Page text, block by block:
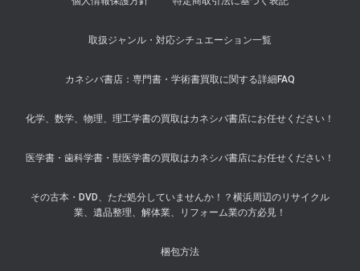
取扱ジャンル・対応シチュエーション一覧
カネシバ書店：専門書・学術書買取に関する詳細FAQ
化学、数学、物理、理工学書の買取はカネシバ書店にお任せください！
医学書・歯科学書・獣医学書の買取はカネシバ書店にお任せください！
その古本・DVD、ただ処分していませんか！？横浜周辺のリサイクル
業、遺品整理、解体業、リフォーム業の方必見！
梱包方法